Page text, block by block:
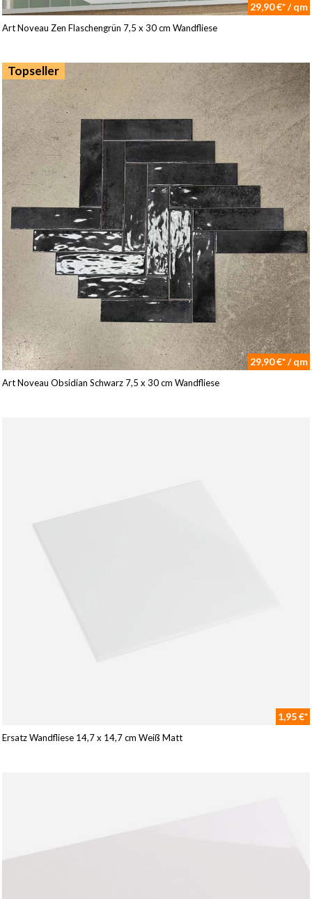
29,90 €* / qm
Art Noveau Zen Flaschengrün 7,5 x 30 cm Wandfliese
Topseller
29,90 €* / qm
Art Noveau Obsidian Schwarz 7,5 x 30 cm Wandfliese
1,95 €*
Ersatz Wandfliese 14,7 x 14,7 cm Weiß Matt